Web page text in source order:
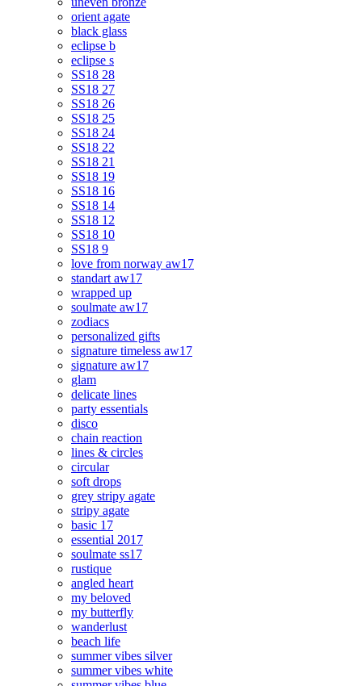
orient agate
black glass
eclipse b
eclipse s
SS18 28
SS18 27
SS18 26
SS18 25
SS18 24
SS18 22
SS18 21
SS18 19
SS18 16
SS18 14
SS18 12
SS18 10
SS18 9
love from norway aw17
standart aw17
wrapped up
soulmate aw17
zodiacs
personalized gifts
signature timeless aw17
signature aw17
glam
delicate lines
party essentials
disco
chain reaction
lines & circles
circular
soft drops
grey stripy agate
stripy agate
basic 17
essential 2017
soulmate ss17
rustique
angled heart
my beloved
my butterfly
wanderlust
beach life
summer vibes silver
summer vibes white